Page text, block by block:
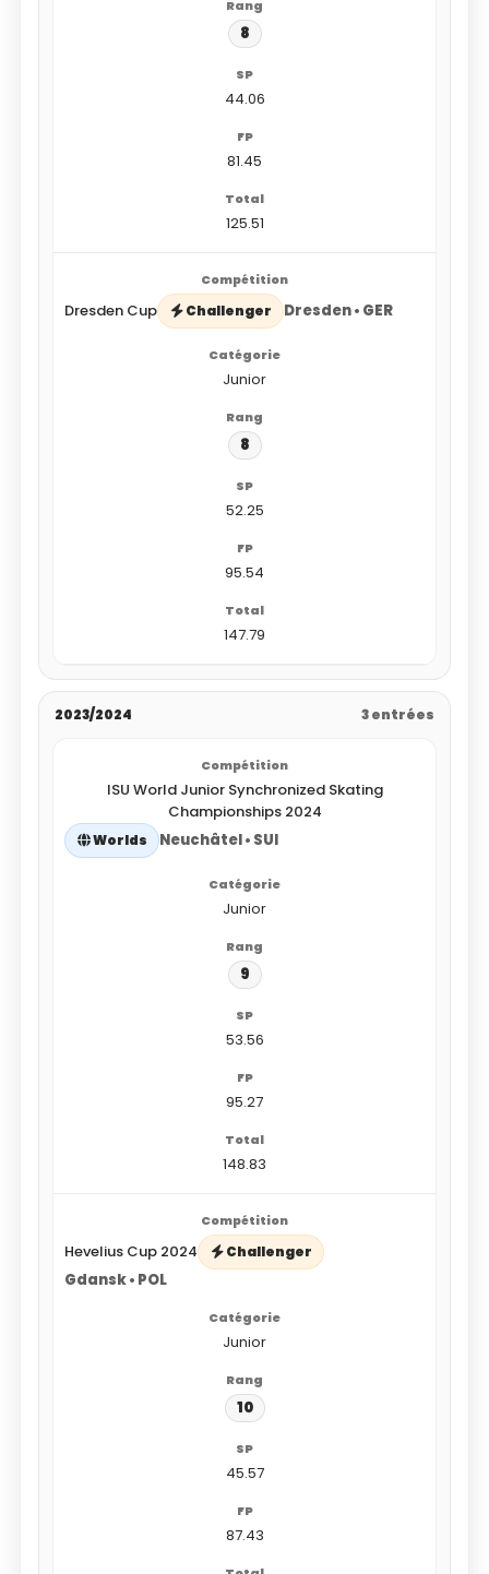
8
44.06
81.45
125.51
Dresden Cup Challenger Dresden • GER
Junior
8
52.25
95.54
147.79
2023/2024 3 entrées
ISU World Junior Synchronized Skating
Championships 2024
Worlds Neuchâtel • SUI
Junior
9
53.56
95.27
148.83
Hevelius Cup 2024 Challenger
Gdansk • POL
Junior
10
45.57
87.43